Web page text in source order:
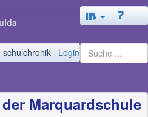
schulchronik Login
Marquardschule